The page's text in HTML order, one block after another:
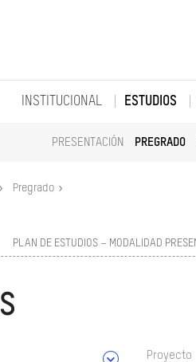
INSTITUCIONAL ESTUDIOS
PRESENTACIÓN PREGRADO
Pregrado
PLAN DE ESTUDIOS – MODALIDAD
Proyecto